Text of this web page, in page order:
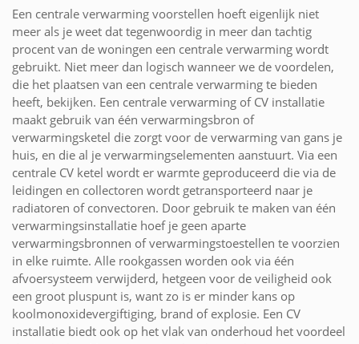
Een centrale verwarming voorstellen hoeft eigenlijk niet
meer als je weet dat tegenwoordig in meer dan tachtig
procent van de woningen een centrale verwarming wordt
gebruikt. Niet meer dan logisch wanneer we de voordelen,
die het plaatsen van een centrale verwarming te bieden
heeft, bekijken. Een centrale verwarming of CV installatie
maakt gebruik van één verwarmingsbron of
verwarmingsketel die zorgt voor de verwarming van gans je
huis, en die al je verwarmingselementen aanstuurt. Via een
centrale CV ketel wordt er warmte geproduceerd die via de
leidingen en collectoren wordt getransporteerd naar je
radiatoren of convectoren. Door gebruik te maken van één
verwarmingsinstallatie hoef je geen aparte
verwarmingsbronnen of verwarmingstoestellen te voorzien
in elke ruimte. Alle rookgassen worden ook via één
afvoersysteem verwijderd, hetgeen voor de veiligheid ook
een groot pluspunt is, want zo is er minder kans op
koolmonoxidevergiftiging, brand of explosie. Een CV
installatie biedt ook op het vlak van onderhoud het voordeel